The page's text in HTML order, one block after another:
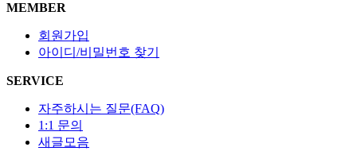
MEMBER
회원가입
아이디/비밀번호 찾기
SERVICE
자주하시는 질문(FAQ)
1:1 문의
새글모음